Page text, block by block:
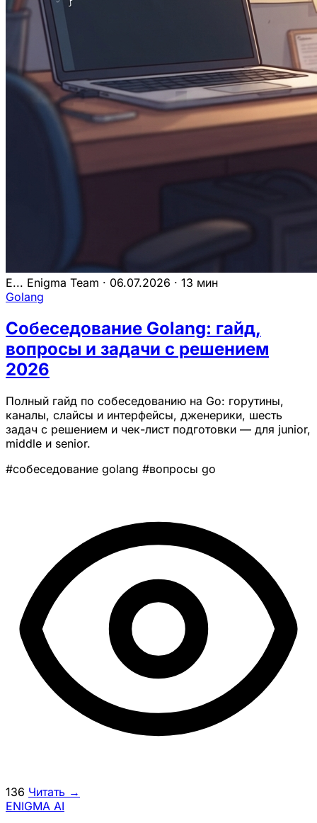
E... Enigma Team · 06.07.2026 · 13 мин
Golang
Собеседование Golang: гайд,
вопросы и задачи с решением
2026
Полный гайд по собеседованию на Go: горутины,
каналы, слайсы и интерфейсы, дженерики, шесть
задач с решением и чек-лист подготовки — для junior,
middle и senior.
#собеседование golang #вопросы go
136 Читать →
ENIGMA AI